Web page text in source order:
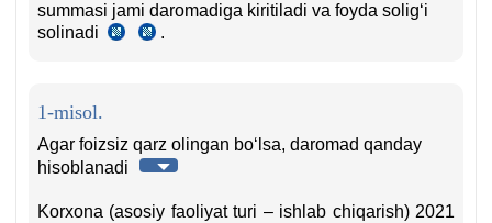
summasi jami daromadiga kiritiladi va foyda soligʻi
solinadi
SK
10-
b.
SK
.
1-misol.
Agar foizsiz qarz olingan boʻlsa, daromad qanday
hisoblanadi
Korхona (asosiy faoliyat turi – ishlab chiqarish) 2021